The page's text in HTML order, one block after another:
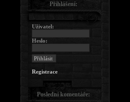
Přihlášení:
Uživatel:
Heslo:
Registrace
Poslední komentáře: